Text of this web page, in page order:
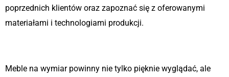
poprzednich klientów oraz zapoznać się z oferowanymi
materiałami i technologiami produkcji.
Meble na wymiar powinny nie tylko pięknie wyglądać, ale